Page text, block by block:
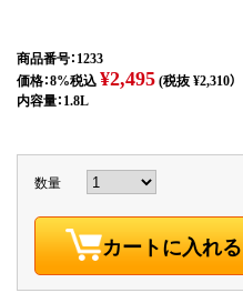
商品番号：1233
価格：8%税込¥2,495(税抜 ¥2,310）
内容量：1.8L
数量
カートに入れる